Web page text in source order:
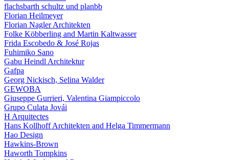
flachsbarth schultz und planbb
Florian Heilmeyer
Florian Nagler Architekten
Folke Köbberling and Martin Kaltwasser
Frida Escobedo & José Rojas
Fuhimiko Sano
Gabu Heindl Architektur
Gafpa
Georg Nickisch, Selina Walder
GEWOBA
Giuseppe Gurrieri, Valentina Giampiccolo
Grupo Culata Jovái
H Arquitectes
Hans Kollhoff Architekten and Helga Timmermann
Hao Design
Hawkins-Brown
Haworth Tompkins